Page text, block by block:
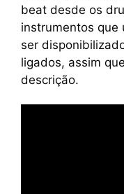
beat desde os
instrumentos que
ser
ligados, assim
descrição.